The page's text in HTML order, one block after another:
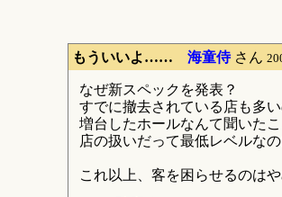
もういいよ…… 海童侍さん
なぜ新スペックを発表？
すでに撤去されている店も多い
増台したホールなんて聞いたこ
店の扱いだって最低レベルなの
これ以上、客を困らせるのは